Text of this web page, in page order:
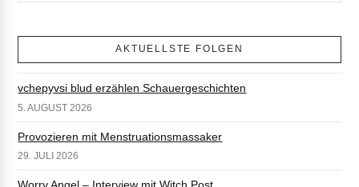
AKTUELLSTE FOLGEN
vchepyvsi blud erzählen Schauergeschichten
5. AUGUST 2026
Provozieren mit Menstruationsmassaker
29. JULI 2026